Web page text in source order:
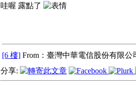
哇喔 露點了
[6 樓] From：臺灣中華電信股份有限公
分享: